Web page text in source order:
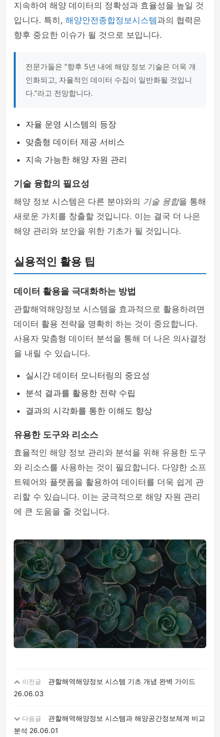
지속하여 해양 데이터의 정확성과 효율성을 높일 것
입니다. 특히, 해양안전종합정보시스템과의 협력은
향후 중요한 이슈가 될 것으로 보입니다.
전문가들은 "향후 5년 내에 해양 정보 기술은 더욱 개
인화되고, 자율적인 데이터 수집이 일반화될 것입니
다."라고 전망합니다.
자율 운영 시스템의 등장
맞춤형 데이터 제공 서비스
지속 가능한 해양 자원 관리
기술 융합의 필요성
해양 정보 시스템은 다른 분야와의 기술 융합을 통해
새로운 가치를 창출할 것입니다. 이는 결국 더 나은
해양 관리와 보안을 위한 기초가 될 것입니다.
실용적인 활용 팁
데이터 활용을 극대화하는 방법
관할해역해양정보 시스템을 효과적으로 활용하려면
데이터 활용 전략을 명확히 하는 것이 중요합니다.
사용자 맞춤형 데이터 분석을 통해 더 나은 의사결정
을 내릴 수 있습니다.
실시간 데이터 모니터링의 중요성
분석 결과를 활용한 전략 수립
결과의 시각화를 통한 이해도 향상
유용한 도구와 리소스
효율적인 해양 정보 관리와 분석을 위해 유용한 도구
와 리소스를 사용하는 것이 필요합니다. 다양한 소프
트웨어와 플랫폼을 활용하여 데이터를 더욱 쉽게 관
리할 수 있습니다. 이는 궁극적으로 해양 자원 관리
에 큰 도움을 줄 것입니다.
이전글
관할해역해양정보 시스템 기초 개념 완벽 가이드
26.06.03
다음글
관할해역해양정보 시스템과 해양공간정보체계 비교
분석 26.06.01